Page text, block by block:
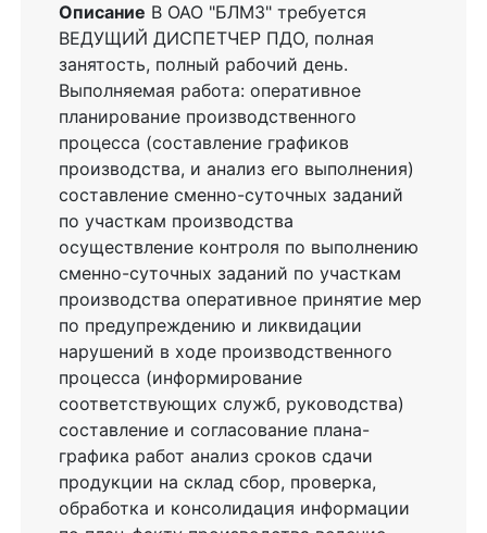
Описание В ОАО "БЛМЗ" требуется
ВЕДУЩИЙ ДИСПЕТЧЕР ПДО, полная
занятость, полный рабочий день.
Выполняемая работа: оперативное
планирование производственного
процесса (составление графиков
производства, и анализ его выполнения)
составление сменно-суточных заданий
по участкам производства
осуществление контроля по выполнению
сменно-суточных заданий по участкам
производства оперативное принятие мер
по предупреждению и ликвидации
нарушений в ходе производственного
процесса (информирование
соответствующих служб, руководства)
составление и согласование плана-
графика работ анализ сроков сдачи
продукции на склад сбор, проверка,
обработка и консолидация информации